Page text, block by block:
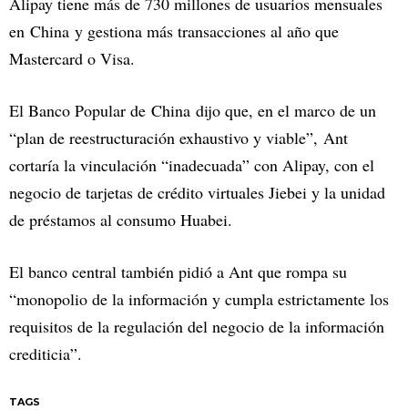
en China y gestiona más transacciones al año que
Mastercard o Visa.
El Banco Popular de China dijo que, en el marco de un
“plan de reestructuración exhaustivo y viable”, Ant
cortaría la vinculación “inadecuada” con Alipay, con el
negocio de tarjetas de crédito virtuales Jiebei y la unidad
de préstamos al consumo Huabei.
El banco central también pidió a Ant que rompa su
“monopolio de la información y cumpla estrictamente los
requisitos de la regulación del negocio de la información
crediticia”.
TAGS